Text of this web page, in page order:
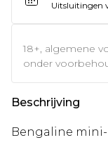
Uitsluitingen
18+, algemene
onder
Beschrijving
Bengaline